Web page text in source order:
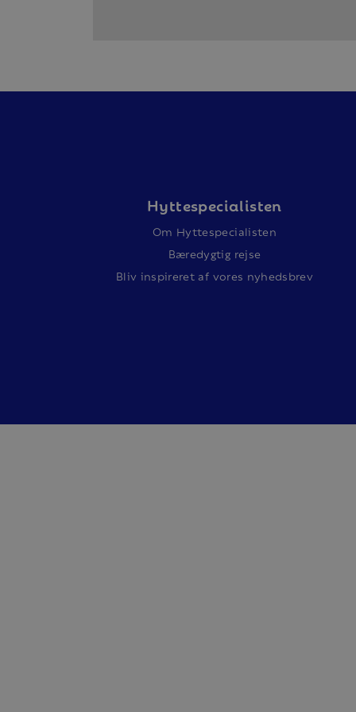
Hyttespecialisten
Om Hyttespecialisten
Bæredygtig rejse
Bliv inspireret af vores nyhedsbrev